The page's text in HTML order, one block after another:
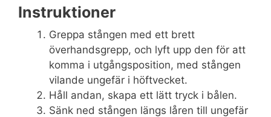
Instruktioner
Greppa stången med ett brett
överhandsgrepp, och lyft upp den för att
komma i utgångsposition, med stången
vilande ungefär i höftvecket.
Håll andan, skapa ett lätt tryck i bålen.
Sänk ned stången längs låren till ungefär